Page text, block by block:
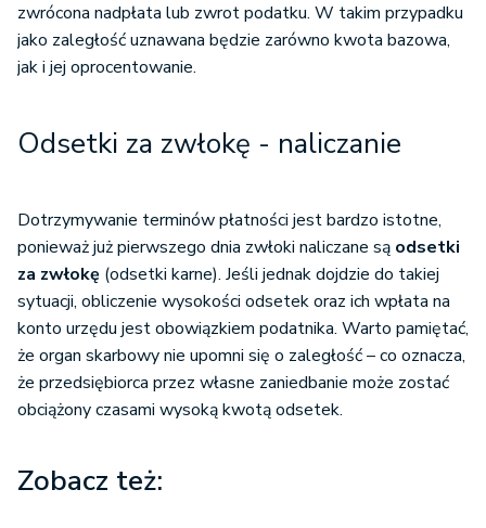
zwrócona nadpłata lub zwrot podatku. W takim przypadku
jako zaległość uznawana będzie zarówno kwota bazowa,
jak i jej oprocentowanie.
Odsetki za zwłokę - naliczanie
Dotrzymywanie terminów płatności jest bardzo istotne,
ponieważ już pierwszego dnia zwłoki naliczane są odsetki
za zwłokę (odsetki karne). Jeśli jednak dojdzie do takiej
sytuacji, obliczenie wysokości odsetek oraz ich wpłata na
konto urzędu jest obowiązkiem podatnika. Warto pamiętać,
że organ skarbowy nie upomni się o zaległość – co oznacza,
że przedsiębiorca przez własne zaniedbanie może zostać
obciążony czasami wysoką kwotą odsetek.
Zobacz też: